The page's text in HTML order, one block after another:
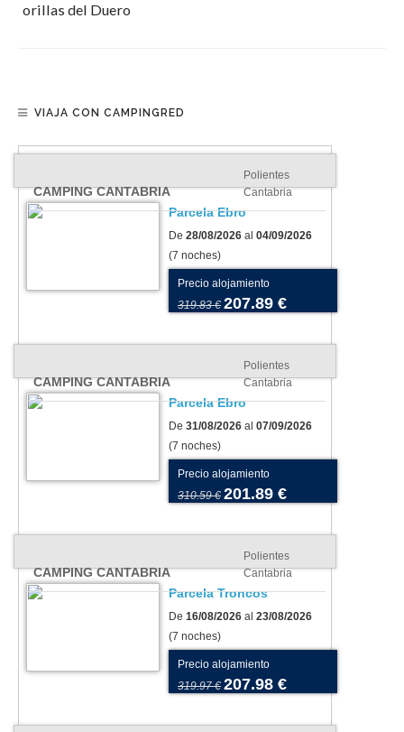
orillas del Duero
VIAJA CON CAMPINGRED
CAMPING CANTABRIA
Polientes
Cantabria
Parcela Ebro
De 28/08/2026 al 04/09/2026
(7 noches)
Precio alojamiento
319.83 € 207.89 €
CAMPING CANTABRIA
Polientes
Cantabria
Parcela Ebro
De 31/08/2026 al 07/09/2026
(7 noches)
Precio alojamiento
310.59 € 201.89 €
CAMPING CANTABRIA
Polientes
Cantabria
Parcela Troncos
De 16/08/2026 al 23/08/2026
(7 noches)
Precio alojamiento
319.97 € 207.98 €